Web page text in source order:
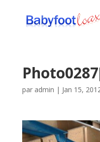
par admin | Jan 15,